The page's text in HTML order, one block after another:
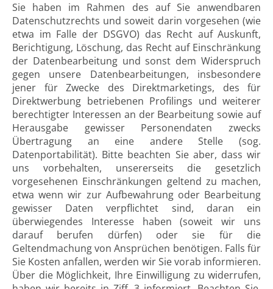
Sie haben im Rahmen des auf Sie anwendbaren
Datenschutzrechts und soweit darin vorgesehen (wie
etwa im Falle der DSGVO) das Recht auf Auskunft,
Berichtigung, Löschung, das Recht auf Einschränkung
der Datenbearbeitung und sonst dem Widerspruch
gegen unsere Datenbearbeitungen, insbesondere
jener für Zwecke des Direktmarketings, des für
Direktwerbung betriebenen Profilings und weiterer
berechtigter Interessen an der Bearbeitung sowie auf
Herausgabe gewisser Personendaten zwecks
Übertragung an eine andere Stelle (sog.
Datenportabilität). Bitte beachten Sie aber, dass wir
uns vorbehalten, unsererseits die gesetzlich
vorgesehenen Einschränkungen geltend zu machen,
etwa wenn wir zur Aufbewahrung oder Bearbeitung
gewisser Daten verpflichtet sind, daran ein
überwiegendes Interesse haben (soweit wir uns
darauf berufen dürfen) oder sie für die
Geltendmachung von Ansprüchen benötigen. Falls für
Sie Kosten anfallen, werden wir Sie vorab informieren.
Über die Möglichkeit, Ihre Einwilligung zu widerrufen,